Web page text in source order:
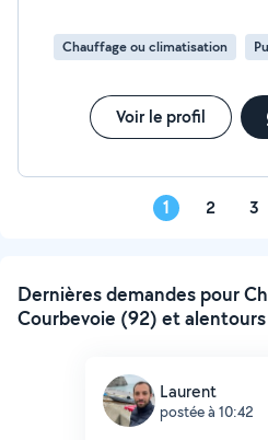
Chauffage ou climatisation
Voir le profil
1 2 3
Dernières demandes pour
Courbevoie (92) et alentours
Laurent
postée à 10:42